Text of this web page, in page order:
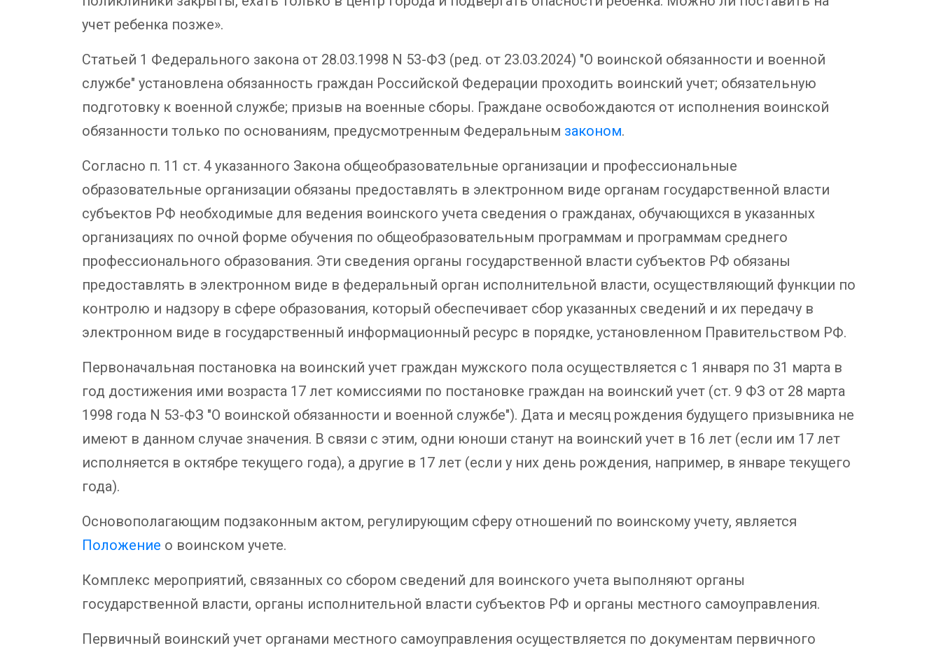
учет ребенка позже».
Статьей 1 Федерального закона от 28.03.1998 N 53-ФЗ (ред. от 23.03.2024) "О воинской обязанности и военной
службе" установлена обязанность граждан Российской Федерации проходить воинский учет; обязательную
подготовку к военной службе; призыв на военные сборы. Граждане освобождаются от исполнения воинской
обязанности только по основаниям, предусмотренным Федеральным законом.
Согласно п. 11 ст. 4 указанного Закона общеобразовательные организации и профессиональные
образовательные организации обязаны предоставлять в электронном виде органам государственной власти
субъектов РФ необходимые для ведения воинского учета сведения о гражданах, обучающихся в указанных
организациях по очной форме обучения по общеобразовательным программам и программам среднего
профессионального образования. Эти сведения органы государственной власти субъектов РФ обязаны
предоставлять в электронном виде в федеральный орган исполнительной власти, осуществляющий функции по
контролю и надзору в сфере образования, который обеспечивает сбор указанных сведений и их передачу в
электронном виде в государственный информационный ресурс в порядке, установленном Правительством РФ.
Первоначальная постановка на воинский учет граждан мужского пола осуществляется с 1 января по 31 марта в
год достижения ими возраста 17 лет комиссиями по постановке граждан на воинский учет (ст. 9 ФЗ от 28 марта
1998 года N 53-ФЗ "О воинской обязанности и военной службе"). Дата и месяц рождения будущего призывника не
имеют в данном случае значения. В связи с этим, одни юноши станут на воинский учет в 16 лет (если им 17 лет
исполняется в октябре текущего года), а другие в 17 лет (если у них день рождения, например, в январе текущего
года).
Основополагающим подзаконным актом, регулирующим сферу отношений по воинскому учету, является
Положение о воинском учете.
Комплекс мероприятий, связанных со сбором сведений для воинского учета выполняют органы
государственной власти, органы исполнительной власти субъектов РФ и органы местного самоуправления.
Первичный воинский учет органами местного самоуправления осуществляется по документам первичного